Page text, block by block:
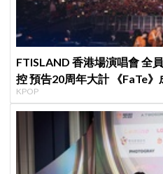
FTISLAND 香港場演唱會 全
控 預告20周年大計 《FaTe
KPOP